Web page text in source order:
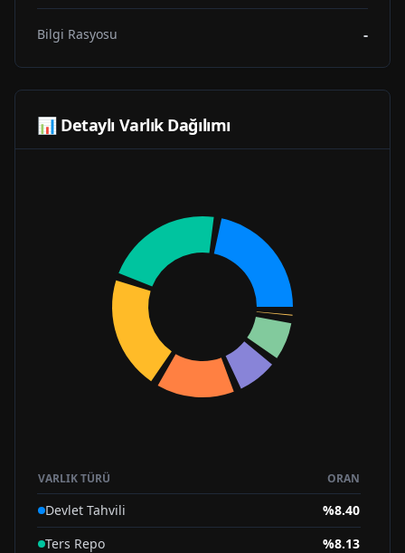
Bilgi Rasyosu -
📊 Detaylı Varlık Dağılımı
VARLIK TÜRÜ ORAN
Devlet Tahvili %8.40
Ters Repo
%8.13